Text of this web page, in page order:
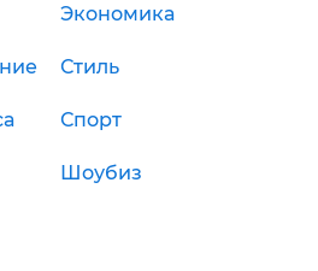
Экономика
Стиль
Спорт
Шоубиз